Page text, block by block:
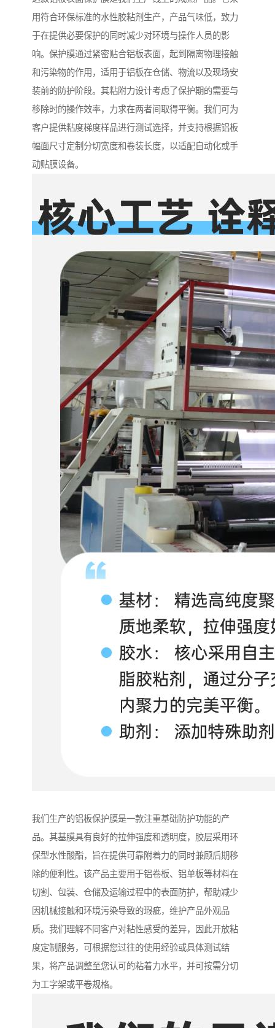
用符合环保标准的水性胶粘剂生产，产品气味低，致力
于在提供必要保护的同时减少对环境与操作人员的影
响。保护膜通过紧密贴合铝板表面，起到隔离物理接触
和污染物的作用，适用于铝板在仓储、物流以及现场安
装前的防护阶段。其粘附力设计考虑了保护期的需要与
移除时的操作效率，力求在两者间取得平衡。我们可为
客户提供粘度梯度样品进行测试选择，并支持根据铝板
幅面尺寸定制分切宽度和卷装长度，以适配自动化或手
动贴膜设备。
我们生产的铝板保护膜是一款注重基础防护功能的产
品。其基膜具有良好的拉伸强度和透明度，胶层采用环
保型水性酸酯，旨在提供可靠附着力的同时兼顾后期移
除的便利性。该产品主要用于铝卷板、铝单板等材料在
切割、包装、仓储及运输过程中的表面防护，帮助减少
因机械接触和环境污染导致的瑕疵，维护产品外观品
质。我们理解不同客户对粘性感受的差异，因此开放粘
度定制服务，可根据您过往的使用经验或具体测试结
果，将产品调整至您认可的粘着力水平，并可按需分切
为工字架或平卷规格。